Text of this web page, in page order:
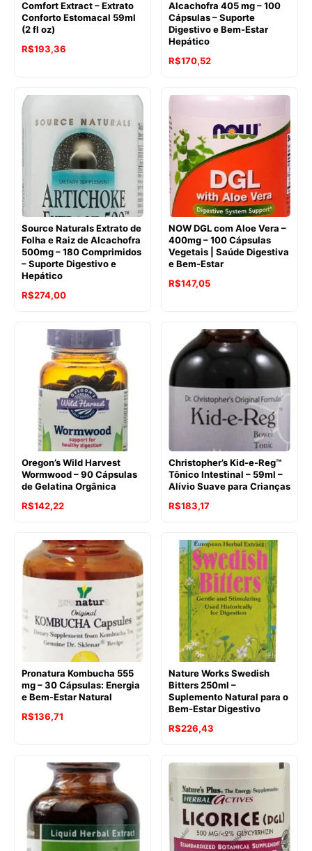
Comfort Extract – Extrato
Conforto Estomacal 59ml
(2 fl oz)
O
era:
R$253,47.
R$193,36
R$193,36.
Alcachofra 405 mg – 100
Cápsulas – Suporte
Digestivo e Bem-Estar
Hepático
O
original
era:
R$188,90.
R$170,52O
atual
R$170,52.
Source Naturals Extrato de
Folha e Raiz de Alcachofra
500mg – 180 Comprimidos
– Suporte Digestivo e
Hepático
O
original
R$335,48.
R$274,00O
atual
é:
R$274,00.
NOW DGL com Aloe Vera –
400mg – 100 Cápsulas
Vegetais | Saúde Digestiva
e Bem-Estar
O
R$226,70.
R$147,05O
é:
R$147,05.
Oregon’s Wild Harvest
Wormwood – 90 Cápsulas
de Gelatina Orgânica
O
original
era:
R$176,51.
R$142,22O
atual
é:
R$142,22.
Christopher’s Kid-e-Reg™
Tônico Intestinal – 59ml –
Alívio Suave para Crianças
O
original
era:
R$223,39.
R$183,17O
atual
é:
R$183,17.
Pronatura Kombucha 555
mg – 30 Cápsulas: Energia
e Bem-Estar Natural
R$136,71
Nature Works Swedish
Bitters 250ml –
Suplemento Natural para o
Bem-Estar Digestivo
O
original
era:
R$270,01.
R$226,43
atual
é:
R$226,43.